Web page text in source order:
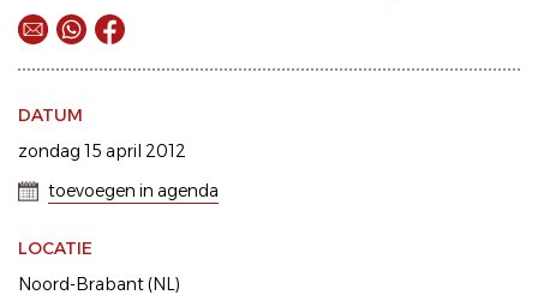
DATUM
zondag 15 april 2012
toevoegen in agenda
LOCATIE
Noord-Brabant (NL)